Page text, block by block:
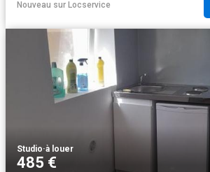
Nouveau sur Locservice
Studio·à louer
485 €